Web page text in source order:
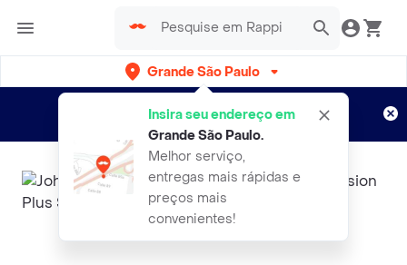
Grande São Paulo
Insira seu endereço em
Grande São Paulo.
Melhor serviço,
entregas mais rápidas e
preços mais
convenientes!
Entregas grátis por 15 dias!
Aplicam T&C